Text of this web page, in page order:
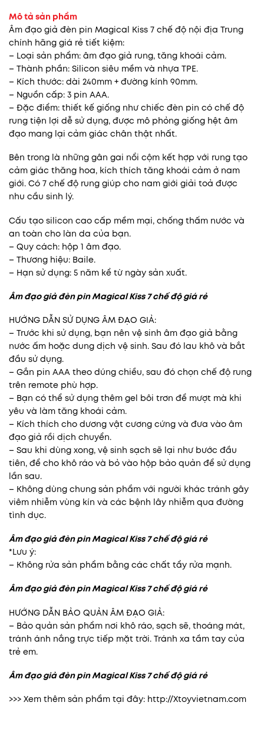
Mô tả sản phẩm
Âm đạo giả đèn pin Magical Kiss 7 chế độ nội địa Trung
chính hãng giá rẻ tiết kiệm:
– Loại sản phẩm: âm đạo giả rung, tăng khoái cảm.
– Thành phần: Silicon siêu mềm và nhựa TPE.
– Kích thước: dài 240mm + đường kính 90mm.
– Nguồn cấp: 3 pin AAA.
– Đặc điểm: thiết kế giống như chiếc đèn pin có chế độ
rung tiện lợi dễ sử dụng, được mô phỏng giống hệt âm
đạo mang lại cảm giác chân thật nhất.
Bên trong là những gân gai nổi cộm kết hợp với rung tạo
cảm giác thăng hoa, kích thích tăng khoái cảm ở nam
giới. Có 7 chế độ rung giúp cho nam giới giải toả được
nhu cầu sinh lý.
Cấu tạo silicon cao cấp mềm mại, chống thấm nước và
an toàn cho làn da của bạn.
– Quy cách: hộp 1 âm đạo.
– Thương hiệu: Baile.
– Hạn sử dụng: 5 năm kể từ ngày sản xuất.
Âm đạo giả đèn pin Magical Kiss 7 chế độ giá rẻ
HƯỚNG DẪN SỬ DỤNG ÂM ĐẠO GIẢ:
– Trước khi sử dụng, bạn nên vệ sinh âm đạo giả bằng
nước ấm hoặc dung dịch vệ sinh. Sau đó lau khô và bắt
đầu sử dụng.
– Gắn pin AAA theo dúng chiều, sau đó chọn chế độ rung
trên remote phù hợp.
– Bạn có thể sử dụng thêm gel bôi trơn để mượt mà khi
yêu và làm tăng khoái cảm.
– Kích thích cho dương vật cương cứng và đưa vào âm
đạo giả rồi dịch chuyển.
– Sau khi dùng xong, vệ sinh sạch sẽ lại như bước đầu
tiên, để cho khô ráo và bỏ vào hộp bảo quản để sử dụng
lần sau.
– Không dùng chung sản phẩm với người khác tránh gây
viêm nhiễm vùng kín và các bệnh lây nhiễm qua đường
tình dục.
Âm đạo giả đèn pin Magical Kiss 7 chế độ giá rẻ
*Lưu ý:
– Không rửa sản phẩm bằng các chất tẩy rửa mạnh.
Âm đạo giả đèn pin Magical Kiss 7 chế độ giá rẻ
HƯỚNG DẪN BẢO QUẢN ÂM ĐẠO GIẢ:
– Bảo quản sản phẩm nơi khô ráo, sạch sẽ, thoáng mát,
tránh ánh nắng trực tiếp mặt trời. Tránh xa tầm tay của
trẻ em.
Âm đạo giả đèn pin Magical Kiss 7 chế độ giá rẻ
>>> Xem thêm sản phẩm tại đây: http://Xtoyvietnam.com